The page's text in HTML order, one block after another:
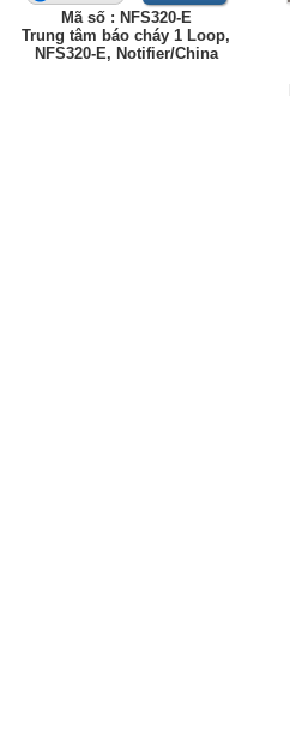
Mã số : NFS320-E
Trung tâm báo cháy 1 Loop,
NFS320-E, Notifier/China